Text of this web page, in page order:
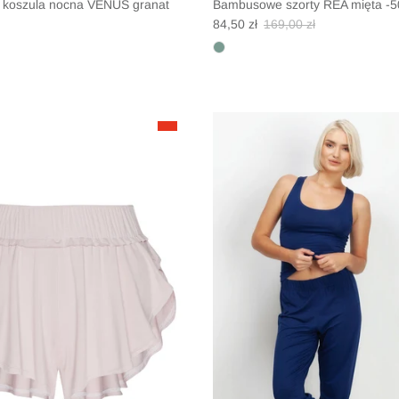
nocna VENUS granat
pl.products.product.price.regular_price
Bambusowe szorty REA mięta -
Translation missing:
84,50 zł Translation missing:
169,00 zł